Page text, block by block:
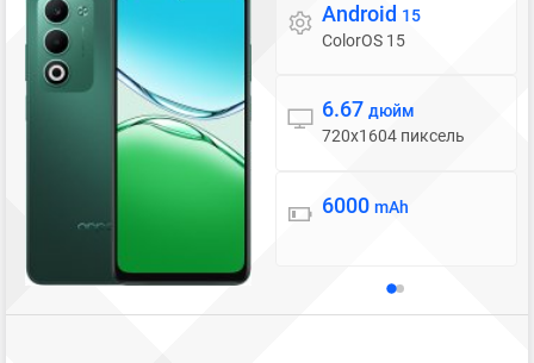
Операциялық жүйе
Android 15
ColorOS 15
Дисплей
6.67 дюйм
720x1604 пиксель
Батарея
6000 mAh